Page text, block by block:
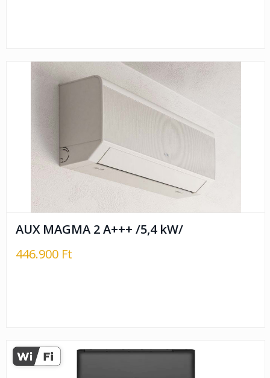
AUX MAGMA 2 A+++ /5,4 kW/
446.900 Ft